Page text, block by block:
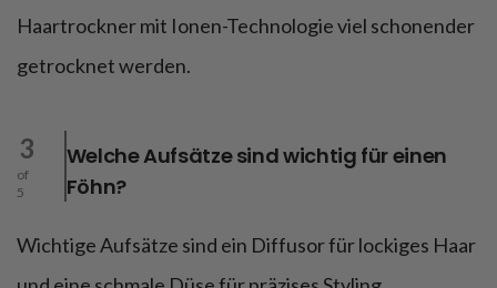
Haartrockner mit Ionen-Technologie viel schonender
getrocknet werden.
3
of
5
Welche Aufsätze sind wichtig für einen
Föhn?
Wichtige Aufsätze sind ein Diffusor für lockiges Haar